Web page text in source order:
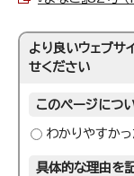
より良いウェブサ
せください
このページにつ
わかりやすかっ
具体的な理由を